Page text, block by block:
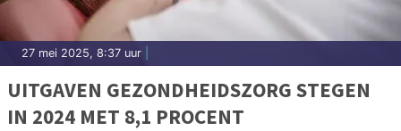
27 mei 2025, 8:37 uur
UITGAVEN GEZONDHEIDSZORG STEGEN
IN 2024 MET 8,1 PROCENT